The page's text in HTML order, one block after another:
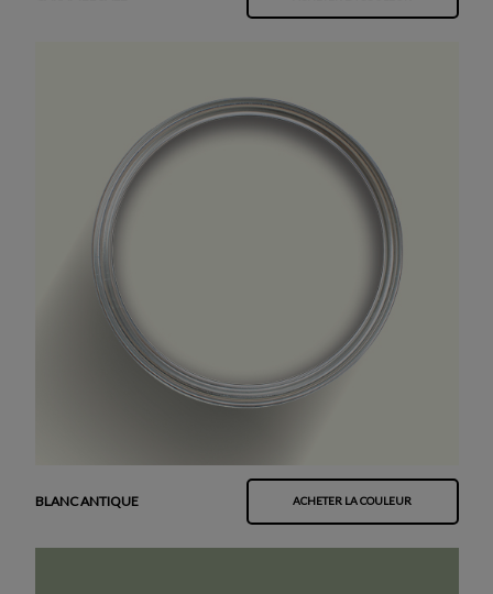
BLANC ANTIQUE ACHETER LA COULEUR